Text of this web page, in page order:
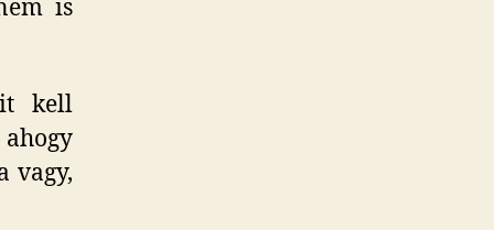
is
kell
vagy,